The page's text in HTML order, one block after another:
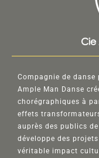
Compagnie de danse
Ample Man Danse
chorégraphiques à
effets
auprès des publics
développe des
véritable impact